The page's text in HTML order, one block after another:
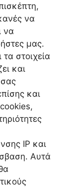
να
να
μας.
στοιχεία
και
και
IP και
Αυτά